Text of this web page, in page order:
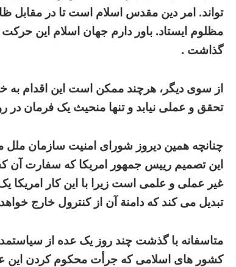
تواند. امر دین مقدس اسلام است تا در مقابل
مظلوم ایستاد. باور دارم جهان اسلام این حرکت
گذاشت .
از سوی دیگر، هرچند ممکن است این اقدام به
تحقق و عملی نیابد و تنها منحیث یک فرمان در
چنانچه همین دیروز شورای امنیت سازمان
این تصمیم رییس جمهور امریکا که سفارت آن
غیر عملی و علمی است زیرا با این کار
تبدیل می کند که دامنة آن از کنترول خارج
متاسفانه با گذشت چند روز یک عده از
کشور های اسلامی که جرأت محکوم کردن این عمل